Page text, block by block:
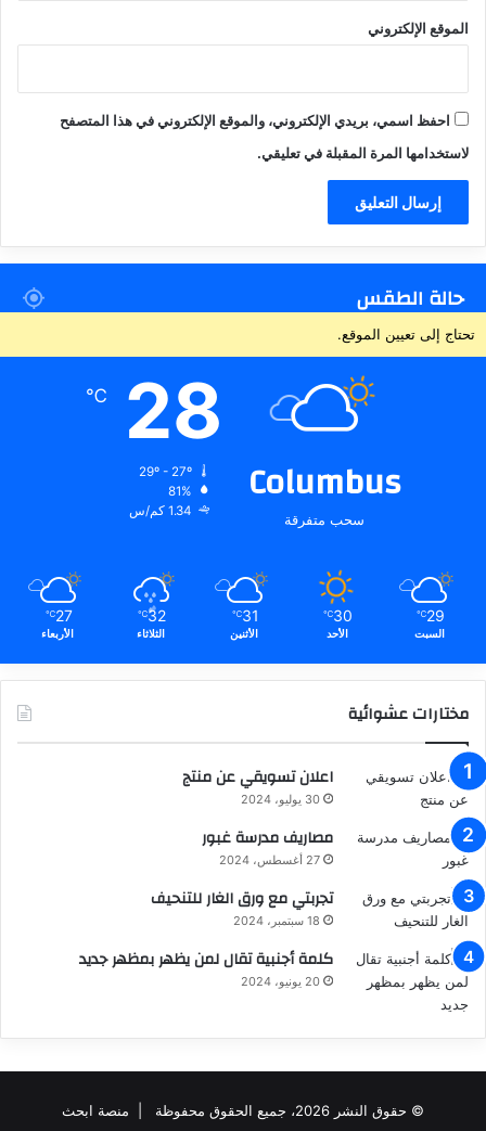
الموقع الإلكتروني
احفظ اسمي، بريدي الإلكتروني، والموقع الإلكتروني في هذا المتصفح
لاستخدامها المرة المقبلة في تعليقي.
حالة الطقس
تحتاج إلى تعيين الموقع.
Columbus
سحب متفرقة
28
℃
81%
1.34 كم/س
29
℃
السبت
30
℃
الأحد
31
℃
الأثنين
32
℃
الثلاثاء
27
℃
الأربعاء
مختارات عشوائية
اعلان تسويقي عن منتج
30 يوليو، 2024
مصاريف مدرسة غبور
27 أغسطس، 2024
تجربتي مع ورق الغار للتنحيف
18 سبتمبر، 2024
كلمة أجنبية تقال لمن يظهر بمظهر جديد
20 يونيو، 2024
© حقوق النشر 2026، جميع الحقوق محفوظة | منصة ابحث